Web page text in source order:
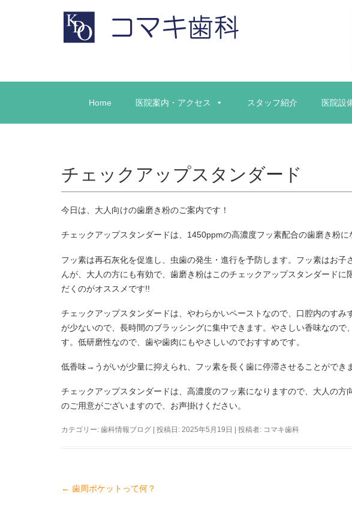
Home 医院案内・アクセス スタッフ紹介 医院設
チェックアップスタンダード
今日は、大人向けの歯磨き粉のご案内です！
チェックアップスタンダードは、1450ppmの高濃度フッ素配合の歯磨き粉に
フッ素は再石灰化を促進し、虫歯の発生・進行を予防します。フッ素はお
んが、大人の方にも有効で、歯磨き粉はこのチェックアップスタンダードに
だくのがオススメです!!
チェックアップスタンダードは、やわらかいペーストなので、口腔内のすみ
が少ないので、長時間のブラッシングに集中できます。やさしい香味なので
す。低研磨性なので、歯や歯肉にもやさしいのでおすすめです。
低香味→うがいが少量に抑えられ、フッ素を長く歯に停滞させることができま
チェックアップスタンダードは、高濃度のフッ素になりますので、大人の方
のご用意がございますので、お声掛けください。
カテゴリー: 歯科情報ブログ | 投稿日: 2025年5月19日 投稿者: コマキ歯科
← 歯周ポケットって何？